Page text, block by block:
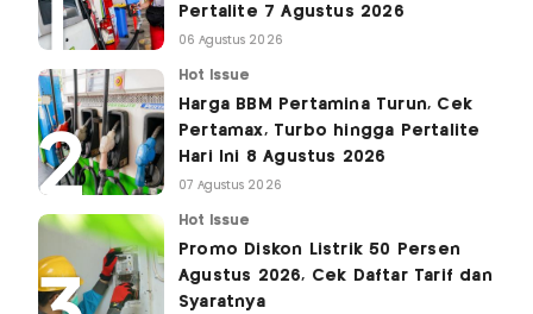
Pertalite 7 Agustus 2026
06 Agustus 2026
Hot Issue
Harga BBM Pertamina Turun, Cek
Pertamax, Turbo hingga Pertalite
Hari Ini 8 Agustus 2026
07 Agustus 2026
Hot Issue
Promo Diskon Listrik 50 Persen
Agustus 2026, Cek Daftar Tarif dan
Syaratnya